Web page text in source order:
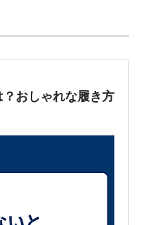
おしゃれな履き方